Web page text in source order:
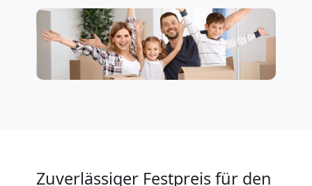
Zuverlässiger Festpreis für den
Leonding
Fernumzug